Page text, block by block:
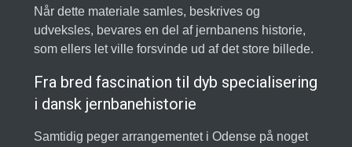
Når dette materiale samles, beskrives og
udveksles, bevares en del af jernbanens historie,
som ellers let ville forsvinde ud af det store billede.
Fra bred fascination til dyb specialisering
i dansk jernbanehistorie
Samtidig peger arrangementet i Odense på noget